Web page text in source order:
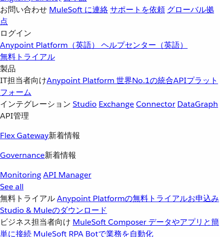
お問い合わせ MuleSoft に連絡サポートを依頼 グローバル拠
点
ログイン
Anypoint Platform（英語） ヘルプセンター（英語）
無料トライアル
製品
IT担当者向けAnypoint Platform 世界No.1の統合APIプラット
フォーム
インテグレーション Studio ExchangeConnector DataGraph
API管理
Flex Gateway新着情報
Governance新着情報
MonitoringAPI Manager
See all
無料トライアルAnypoint Platformの無料トライアルお申込み
Studio & Muleのダウンロード
ビジネス担当者向け MuleSoft Composer データやアプリと簡
単に接続 MuleSoft RPA Botで業務を自動化